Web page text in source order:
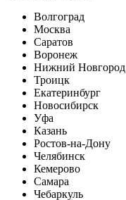
Волгоград
Москва
Саратов
Воронеж
Нижний Новгород
Троицк
Екатеринбург
Новосибирск
Уфа
Казань
Ростов-на-Дону
Челябинск
Кемерово
Самара
Чебаркуль